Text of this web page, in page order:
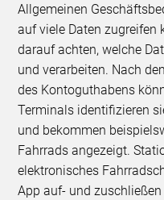
Allgemeinen
auf viele Daten zugreifen
darauf achten, welche
und verarbeiten. Nach
des Kontoguthabens
Terminals identifizieren
und bekommen
Fahrrads angezeigt.
elektronisches
App auf- und